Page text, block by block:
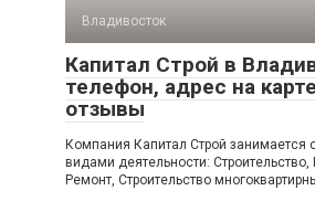
Владивосток
Капитал Строй в
телефон, адрес на
отзывы
Компания Капитал Строй
видами деятельности:
Ремонт, Строительство